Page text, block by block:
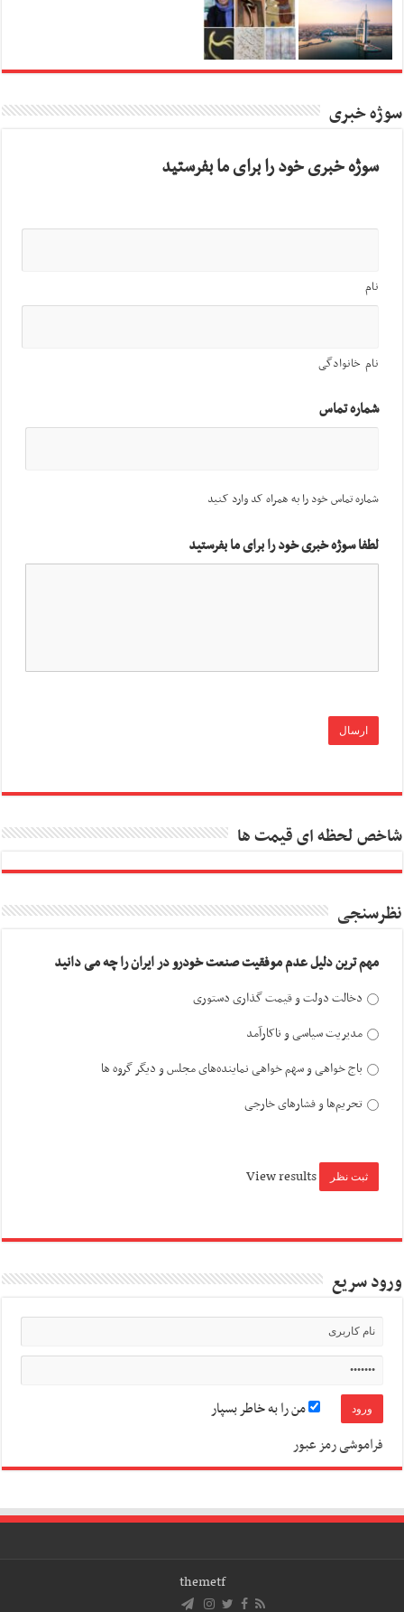
سوژه خبری
سوژه خبری خود را برای ما بفرستید
نام
نام خانوادگی
شماره تماس
شماره تماس خود را به همراه کد وارد کنید
لطفا سوژه خبری خود را برای ما بفرستید
شاخص لحظه ای قیمت ها
نظرسنجی
مهم ترین دلیل عدم موفقیت صنعت خودرو در ایران را چه می دانید
دخالت دولت و قیمت گذاری دستوری
مدیریت سیاسی و ناکارآمد
باج خواهی و سهم خواهی نماینده‌های مجلس و دیگر گروه ها
تحریم‌ها و فشارهای خارجی
View results
ورود سریع
من را به خاطر بسپار
فراموشی رمز عبور
themetf